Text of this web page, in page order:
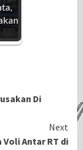
Di
Next
Antar RT di